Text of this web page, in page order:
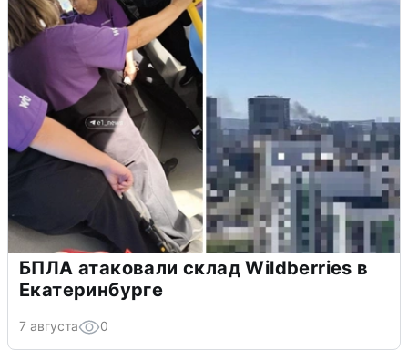
БПЛА атаковали склад Wildberries в
Екатеринбурге
7 августа 0